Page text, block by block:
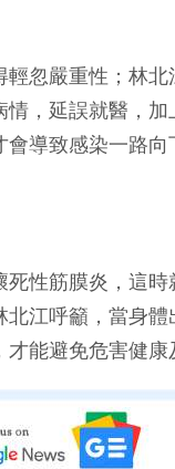
忽嚴重性；林北
，延誤就醫，加
導致感染一路向
性筋膜炎，這時
江呼籲，當身體
能避免危害健康